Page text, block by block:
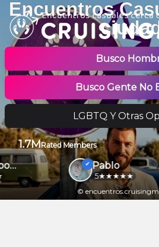
Encuentros
Busco
Busco Gente No
LGBTQ Y Otras
1.7MRated Members
Pablo
5
Motonabo69
©